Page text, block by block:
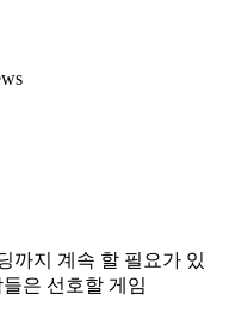
까지 계속 할 필요가 있
은 선호할 게임